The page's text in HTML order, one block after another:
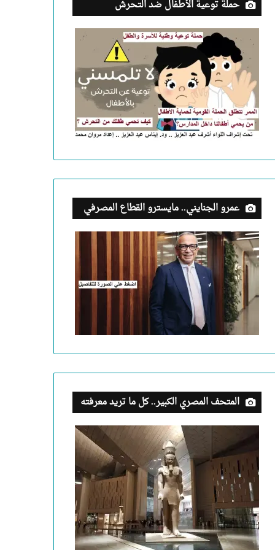
حملة توعية الأطفال ضد التحرش
عمرو الجنايني.. مايسترو القطاع المصرفي
المتحف المصري الكبير.. كل ما تريد معرفته